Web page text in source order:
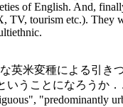
of English. And,
TV, tourism etc.). They
米変種による引き
うことになろうか